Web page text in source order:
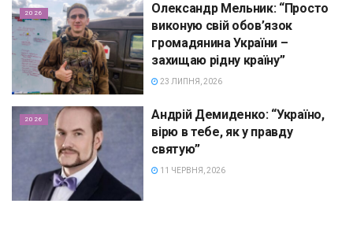
2026
Олександр Мельник: “Просто
виконую свій обов’язок
громадянина України –
захищаю рідну країну”
23 ЛИПНЯ, 2026
2026
Андрій Демиденко: “Україно,
вірю в тебе, як у правду
святую”
11 ЧЕРВНЯ, 2026